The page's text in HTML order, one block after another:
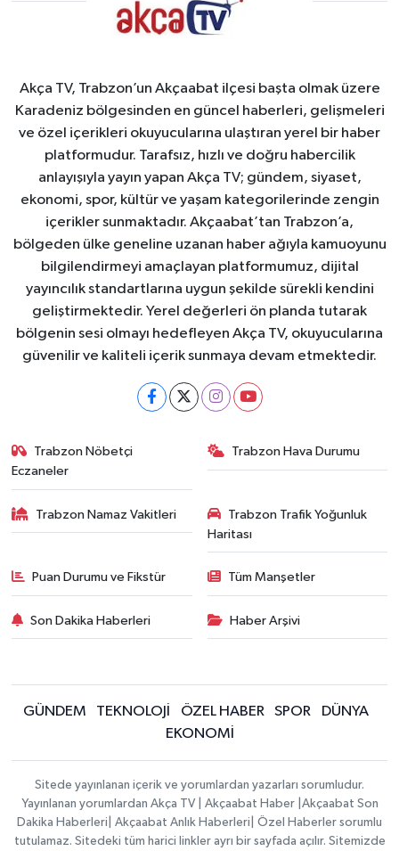
Akça TV, Trabzon’un Akçaabat ilçesi başta olmak üzere
Karadeniz bölgesinden en güncel haberleri, gelişmeleri
ve özel içerikleri okuyucularına ulaştıran yerel bir haber
platformudur. Tarafsız, hızlı ve doğru habercilik
anlayışıyla yayın yapan Akça TV; gündem, siyaset,
ekonomi, spor, kültür ve yaşam kategorilerinde zengin
içerikler sunmaktadır. Akçaabat’tan Trabzon’a,
bölgeden ülke geneline uzanan haber ağıyla kamuoyunu
bilgilendirmeyi amaçlayan platformumuz, dijital
yayıncılık standartlarına uygun şekilde sürekli kendini
geliştirmektedir. Yerel değerleri ön planda tutarak
bölgenin sesi olmayı hedefleyen Akça TV, okuyucularına
güvenilir ve kaliteli içerik sunmaya devam etmektedir.
Trabzon Nöbetçi
Eczaneler
Trabzon Hava Durumu
Trabzon Namaz Vakitleri
Trabzon Trafik Yoğunluk
Haritası
Puan Durumu ve Fikstür Tüm Manşetler
Son Dakika Haberleri Haber Arşivi
GÜNDEM TEKNOLOJİ ÖZEL HABER SPOR
DÜNYA
EKONOMİ
Sitede yayınlanan içerik ve yorumlardan yazarları sorumludur.
Yayınlanan yorumlardan Akça TV | Akçaabat Haber |Akçaabat Son
Dakika Haberleri| Akçaabat Anlık Haberleri| Özel Haberler sorumlu
tutulamaz. Sitedeki tüm harici linkler ayrı bir sayfada açılır. Sitemizde